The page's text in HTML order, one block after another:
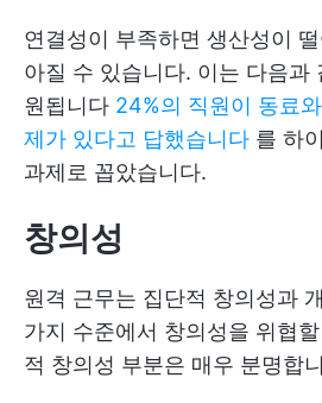
연결성이 부족하면 생산성이
아질 수 있습니다. 이는 다음과
원됩니다 24%의 직원이 동료
제가 있다고 답했습니다 를 하
과제로 꼽았습니다.
창의성
원격 근무는 집단적 창의성과
가지 수준에서 창의성을 위협
적 창의성 부분은 매우 분명합